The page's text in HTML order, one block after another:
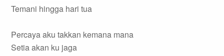
Temani hingga hari tua
Percaya aku takkan kemana mana
Setia akan ku jaga